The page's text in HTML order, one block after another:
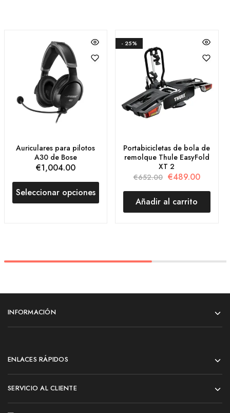
Auriculares para pilotos
A30 de Bose
€1,004.00
Seleccionar opciones
- 25%
Portabicicletas de bola de
remolque Thule EasyFold
XT 2
€652.00 €489.00
Añadir al carrito
INFORMACIÓN
ENLACES RÁPIDOS
SERVICIO AL CLIENTE